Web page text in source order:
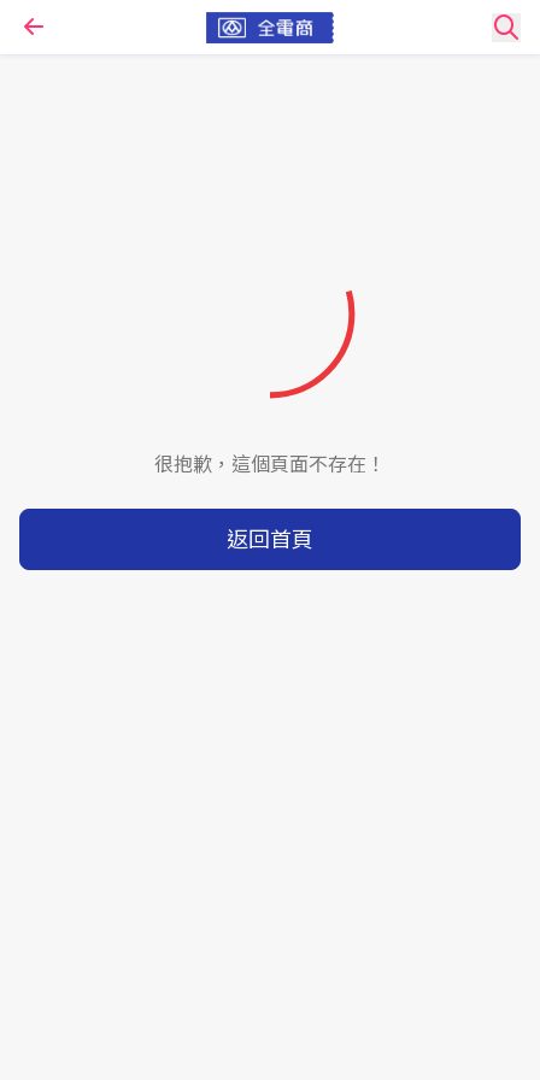
很抱歉，這個頁面不存在！
返回首頁